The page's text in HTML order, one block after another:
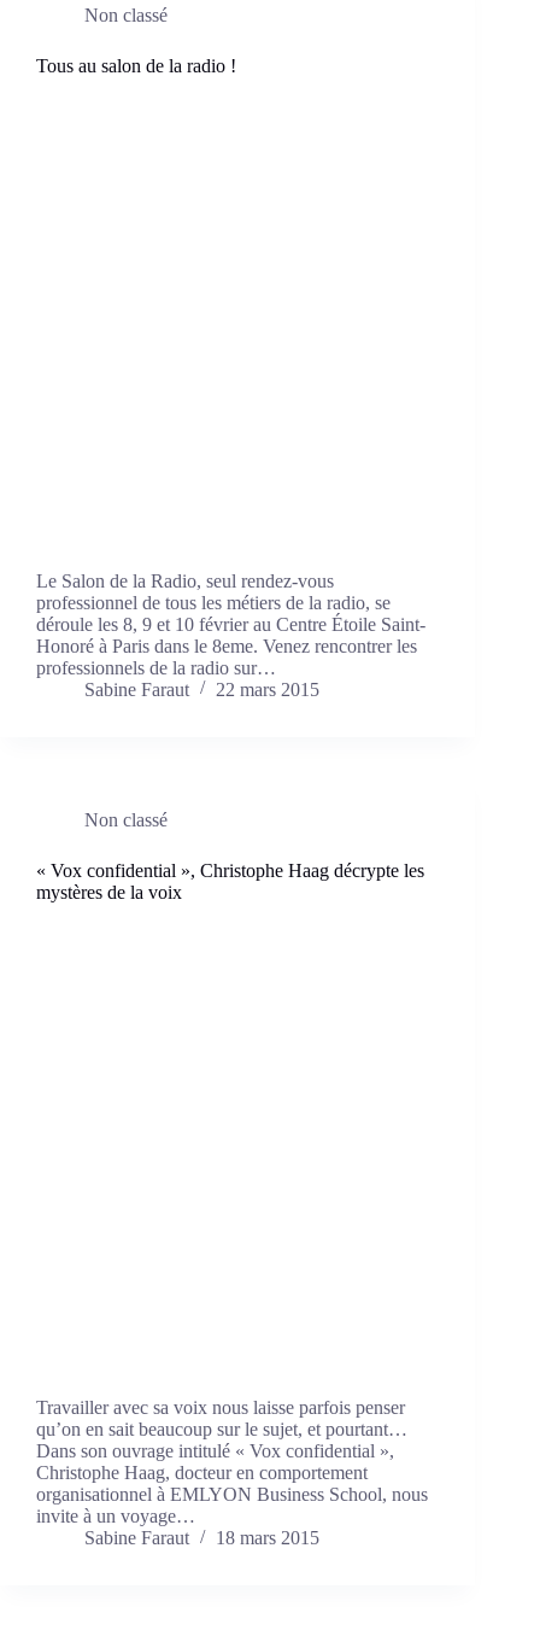
Non classé
Tous au salon de la radio !
Le Salon de la Radio, seul rendez-vous
professionnel de tous les métiers de la radio, se
déroule les 8, 9 et 10 février au Centre Étoile Saint-
Honoré à Paris dans le 8eme. Venez rencontrer les
professionnels de la radio sur…
Sabine Faraut
22 mars 2015
Non classé
« Vox confidential », Christophe Haag décrypte les
mystères de la voix
Travailler avec sa voix nous laisse parfois penser
qu’on en sait beaucoup sur le sujet, et pourtant…
Dans son ouvrage intitulé « Vox confidential »,
Christophe Haag, docteur en comportement
organisationnel à EMLYON Business School, nous
invite à un voyage…
Sabine Faraut
18 mars 2015